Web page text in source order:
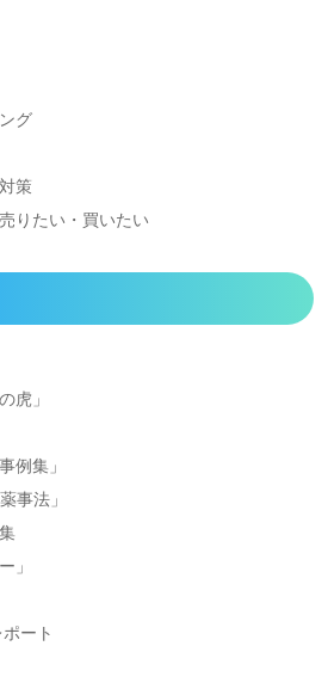
グ
策
売りたい・買いたい
虎」
例集」
事法」
」
ート